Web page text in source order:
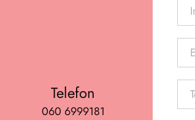
Telefon
060 6999181